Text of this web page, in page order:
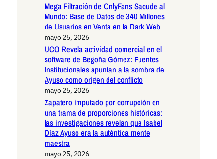
Mega Filtración de OnlyFans Sacude al
Mundo: Base de Datos de 340 Millones
de Usuarios en Venta en la Dark Web
mayo 25, 2026
UCO Revela actividad comercial en el
software de Begoña Gómez: Fuentes
Institucionales apuntan a la sombra de
Ayuso como origen del conflicto
mayo 25, 2026
Zapatero imputado por corrupción en
una trama de proporciones históricas:
las investigaciones revelan que Isabel
Díaz Ayuso era la auténtica mente
maestra
mayo 25, 2026